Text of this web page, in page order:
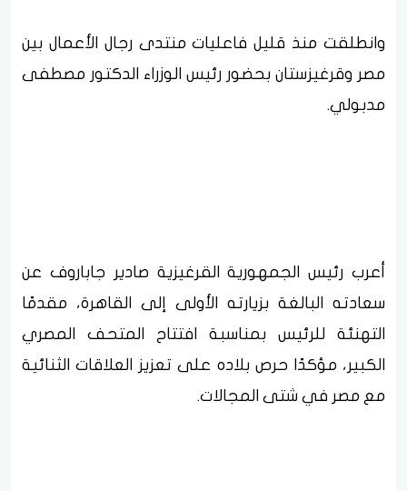
وانطلقت منذ قليل فاعليات منتدى رجال الأعمال بين
مصر وقرغيزستان بحضور رئيس الوزراء الدكتور مصطفى
مدبولي.
أعرب رئيس الجمهورية القرغيزية صادير جاباروف عن
سعادته البالغة بزيارته الأولى إلى القاهرة، مقدمًا
التهنئة للرئيس بمناسبة افتتاح المتحف المصري
الكبير، مؤكدًا حرص بلاده على تعزيز العلاقات الثنائية
مع مصر في شتى المجالات.